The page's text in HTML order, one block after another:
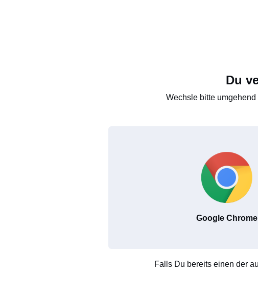
Du
Wechsle bitte
Google Chrome
Falls Du bereits einen der